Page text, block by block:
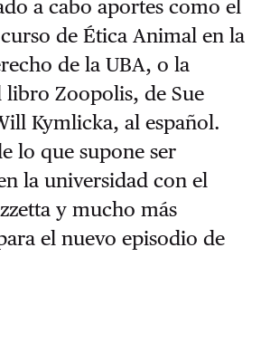
a cabo aportes como el
de Ética Animal en la
de la UBA, o la
Zoopolis, de Sue
Kymlicka, al español.
lo que supone ser
la universidad con el
y mucho más
el nuevo episodio de